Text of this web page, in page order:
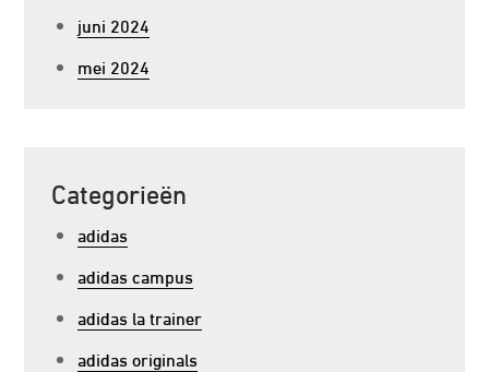
juni 2024
mei 2024
Categorieën
adidas
adidas campus
adidas la trainer
adidas originals